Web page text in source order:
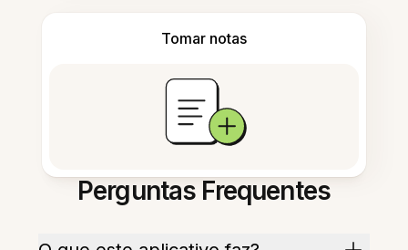
Tomar notas
Perguntas Frequentes